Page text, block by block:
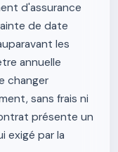
d'assurance
de date
les
annuelle
changer
sans frais ni
présente un
exigé par la